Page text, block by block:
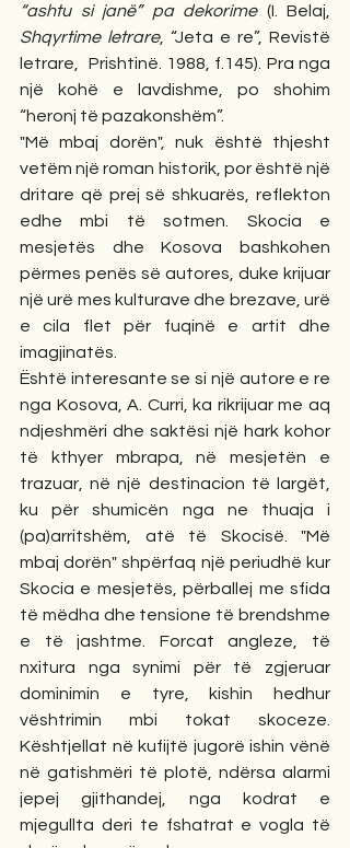
“ashtu si janë” pa dekorime
Shqyrtime letrare, “Jeta e re”, Revistë
letrare,  Prishtinë. 1988, f.145). Pra nga
një kohë e lavdishme, po shohim
“heronj të pazakonshëm”.
"Më mbaj dorën", nuk është thjesht
vetëm një roman historik, por është një
dritare që prej së shkuarës, reflekton
edhe mbi të sotmen. Skocia e
mesjetës dhe Kosova bashkohen
përmes penës së autores, duke krijuar
një urë mes kulturave dhe brezave, urë
e cila flet për fuqinë e artit dhe
imagjinatës.
Është interesante se si një autore e re
nga Kosova, A. Curri, ka rikrijuar me aq
ndjeshmëri dhe saktësi një hark kohor
të kthyer mbrapa, në mesjetën e
trazuar, në një destinacion të largët,
ku për shumicën nga ne thuaja i
(pa)arritshëm, atë të Skocisë. "Më
mbaj dorën" shpërfaq një periudhë kur
Skocia e mesjetës, përballej me sfida
të mëdha dhe tensione të brendshme
e të jashtme. Forcat angleze, të
nxitura nga synimi për të zgjeruar
dominimin e tyre, kishin hedhur
vështrimin mbi tokat skoceze.
Kështjellat në kufijtë jugorë ishin vënë
në gatishmëri të plotë, ndërsa alarmi
jepej gjithandej, nga kodrat e
mjegullta deri te fshatrat e vogla të